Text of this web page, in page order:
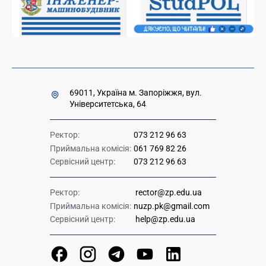
Урядова "гаряча лінія" 1545
69011, Україна м. Запоріжжя, вул.
Університетська, 64
Ректор:
073 212 96 63
Приймальна комісія: 061 769 82 26
Сервісний центр:
073 212 96 63
Ректор:
rector@zp.edu.ua
Приймальна комісія: nuzp.pk@gmail.com
Сервісний центр:
help@zp.edu.ua